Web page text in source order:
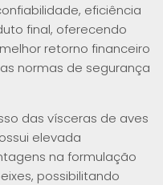
eficiência
final, oferecendo
retorno financeiro
normas de segurança
das vísceras de aves
elevada
na formulação
possibilitando